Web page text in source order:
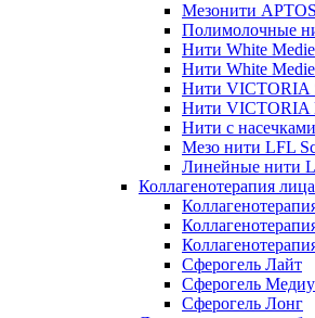
Мезонити APTOS
Полимолочные
Нити White
Нити White
Нити VICTORIA
Нити VICTORIA
Нити с
Мезо нити LFL
Линейные нити
Коллагенотерапия лица
Сферогель Лайт
Сферогель
Сферогель Лонг